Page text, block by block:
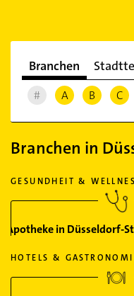
Branchen
# A B C
Branchen in
GESUNDHEIT &
Apotheke in Düsseldorf-
HOTELS &